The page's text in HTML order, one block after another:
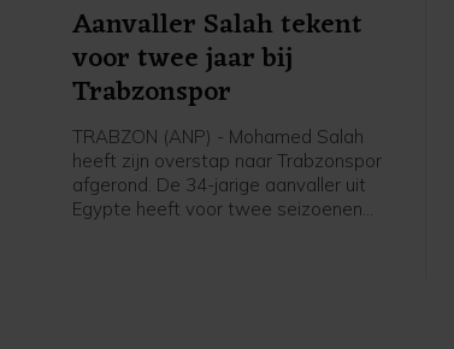
Aanvaller Salah tekent
voor twee jaar bij
Trabzonspor
TRABZON (ANP) - Mohamed Salah
heeft zijn overstap naar Trabzonspor
afgerond. De 34-jarige aanvaller uit
Egypte heeft voor twee seizoenen